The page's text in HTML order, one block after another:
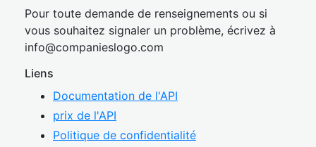
Pour toute demande de renseignements ou si
vous souhaitez signaler un problème, écrivez à
info@companieslogo.com
Liens
Documentation de l'API
prix de l'API
Politique de confidentialité